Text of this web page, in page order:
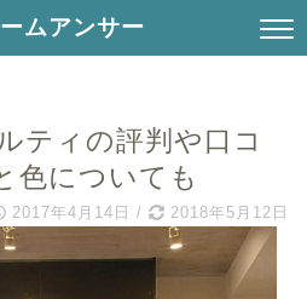
ムアンサー
ティの評判や口コ
色についても
2017年4月14日 / 2018年5月12日